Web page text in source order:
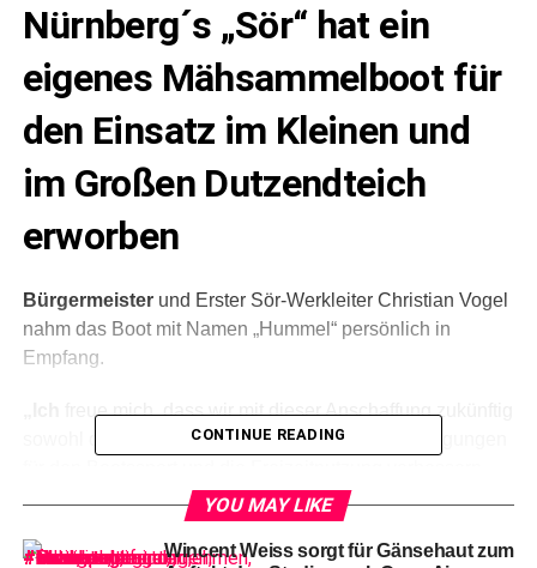
Nürnberg´s „Sör“ hat ein
eigenes Mähsammelboot für
den Einsatz im Kleinen und
im Großen Dutzendteich
erworben
Bürgermeisterund Erster Sör-Werkleiter Christian Vogel
nahm das Boot mit Namen „Hummel“ persönlich in
Empfang.
freue mich, dass wir mit dieser Anschaffung zukünftig
sowohl die Gewässerökologie als auch die Bedingungen
werden. Nicht nur die störenden Pflanzen kann das
Mähsammelboot entfernen, sondern auch Müll und
Treibgut“, so Bürgermeister Vogel.
CONTINUE READING
YOU MAY LIKE
Wincent Weiss sorgt für Gänsehaut zum